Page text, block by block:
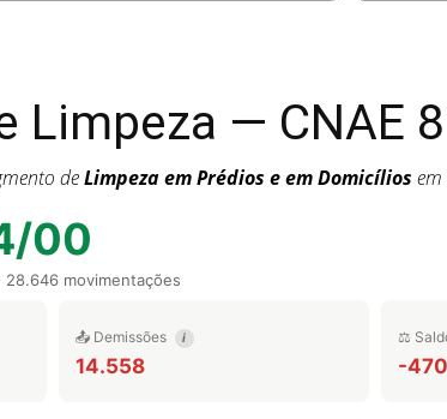
Limpeza — CNAE
deLimpeza em Prédios e em Domicílios em
00
28.646 movimentações
📤 Demissões i
14.558
⚖️
-470